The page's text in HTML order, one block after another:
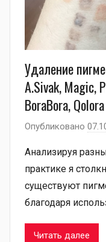
Удаление
A.Sivak, Magic,
BoraBora, Qolora
Опубликовано
Анализируя
практике я
существуют
благодаря
Читать далее